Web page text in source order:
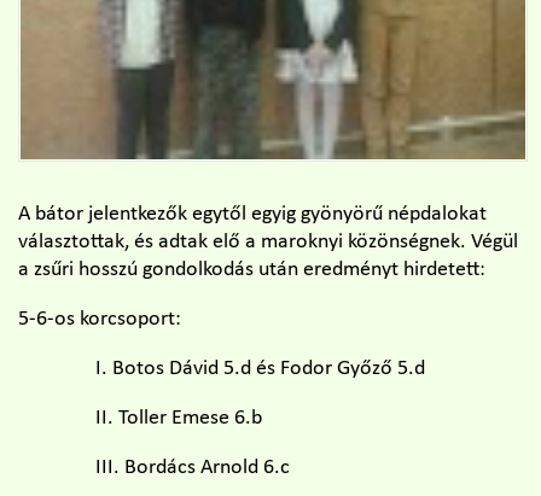
A bátor jelentkezők egytől egyig gyönyörű népdalokat
választottak, és adtak elő a maroknyi közönségnek. Végül
a zsűri hosszú gondolkodás után eredményt hirdetett:
5-6-os korcsoport:
I. Botos Dávid 5.d és Fodor Győző 5.d
II. Toller Emese 6.b
III. Bordács Arnold 6.c